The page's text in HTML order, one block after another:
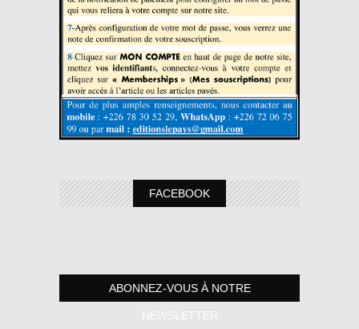
FACEBOOK
ABONNEZ-VOUS À NOTRE
NEWSLETTER